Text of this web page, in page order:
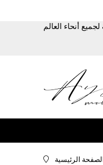
لجميع أنحاء العالم
الرئيسية